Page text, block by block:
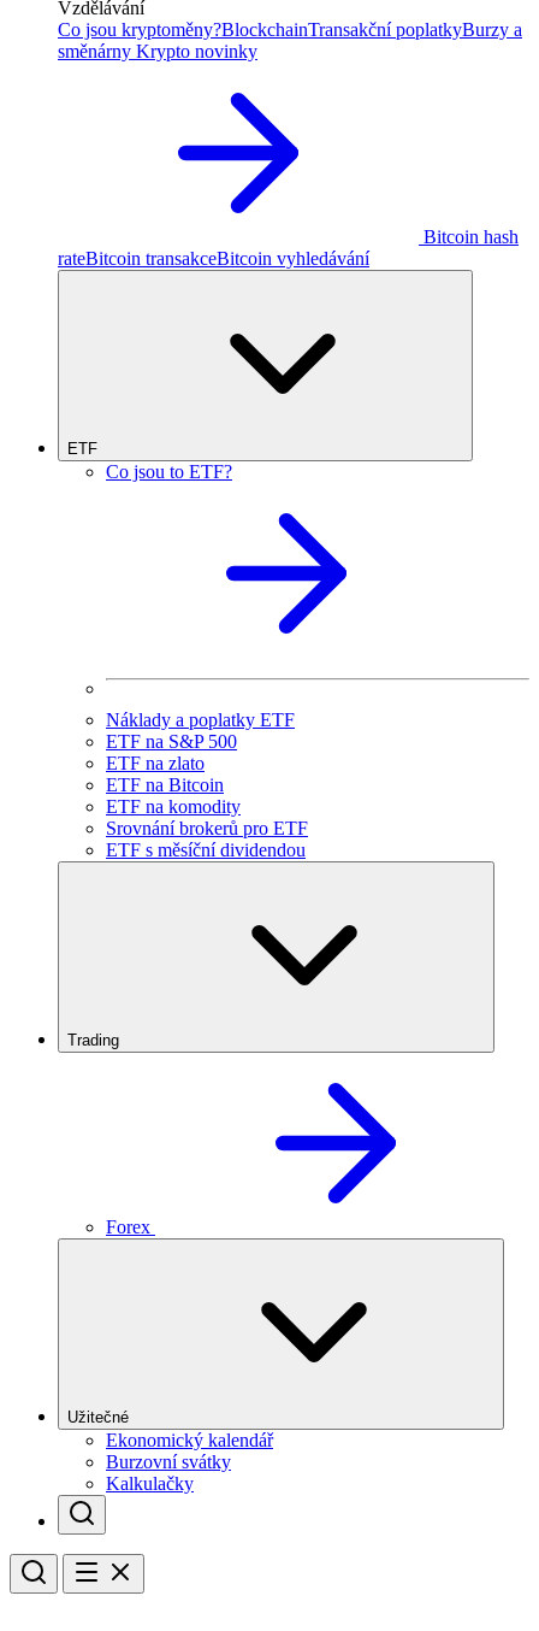
Vzdělávání
Co jsou kryptoměny?BlockchainTransakční poplatkyBurzy a
směnárny Krypto novinky
Bitcoin hash
rateBitcoin transakceBitcoin vyhledávání
ETF
Co jsou to ETF?
Náklady a poplatky ETF
ETF na S&P 500
ETF na zlato
ETF na Bitcoin
ETF na komodity
Srovnání brokerů pro ETF
ETF s měsíční dividendou
Trading
Forex
Užitečné
Ekonomický kalendář
Burzovní svátky
Kalkulačky